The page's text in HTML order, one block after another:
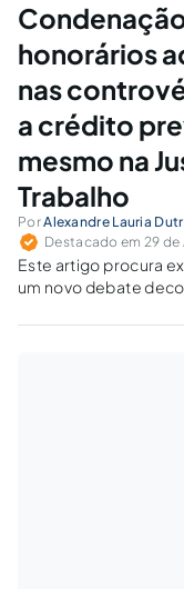
esforçam com esta…
honorários
nas
a crédito
mesmo na
Trabalho
PorAlexandre Lauria
Destacado em 29
Este artigo procura
um novo debate
Lei 8.212/91 e na CF/